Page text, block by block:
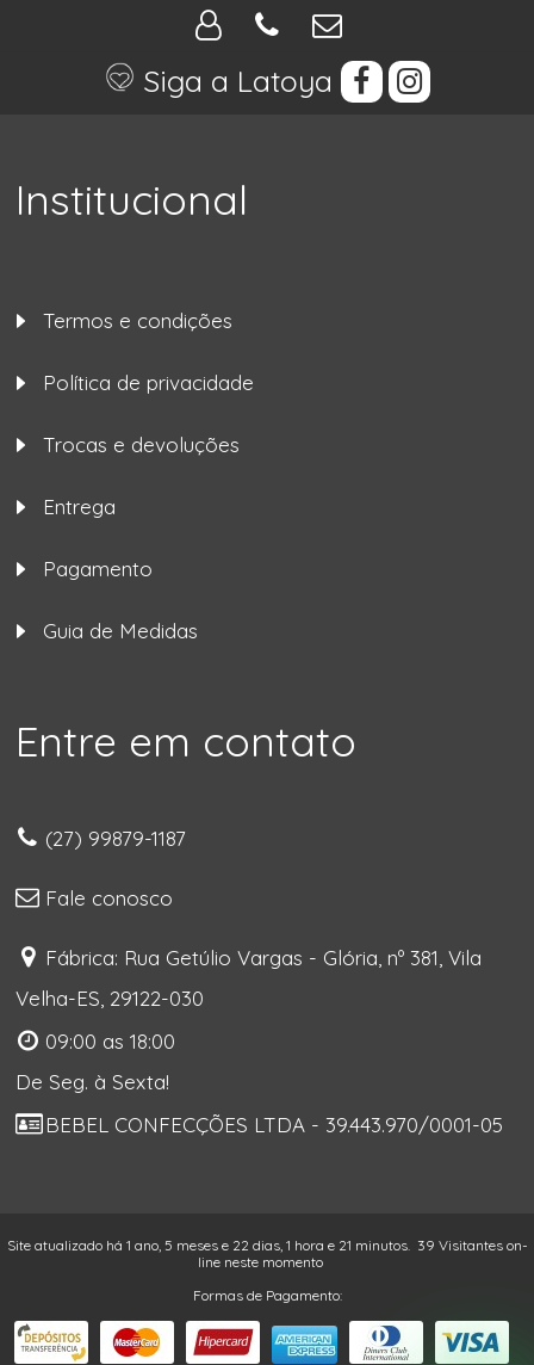
Siga a Latoya
Institucional
Termos e condições
Política de privacidade
Trocas e devoluções
Entrega
Pagamento
Guia de Medidas
Entre em contato
(27) 99879-1187
Fale conosco
Fábrica: Rua Getúlio Vargas - Glória, nº 381, Vila
Velha-ES, 29122-030
09:00 as 18:00
De Seg. à Sexta!
BEBEL CONFECÇÕES LTDA - 39.443.970/0001-05
Site atualizado há 1 ano, 5 meses e 22 dias, 1 hora e 21 minutos. 39 Visitantes on-
line neste momento
Formas de Pagamento: